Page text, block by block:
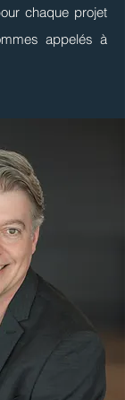
chaque projet
appelés à